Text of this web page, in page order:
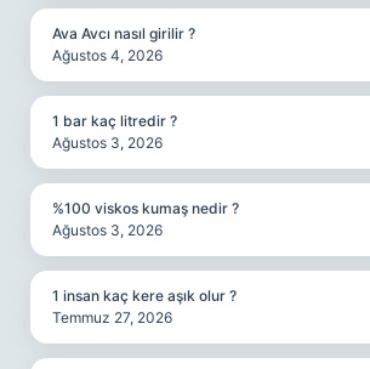
Ava Avcı nasıl girilir ?
Ağustos 4, 2026
1 bar kaç litredir ?
Ağustos 3, 2026
%100 viskos kumaş nedir ?
Ağustos 3, 2026
1 insan kaç kere aşık olur ?
Temmuz 27, 2026